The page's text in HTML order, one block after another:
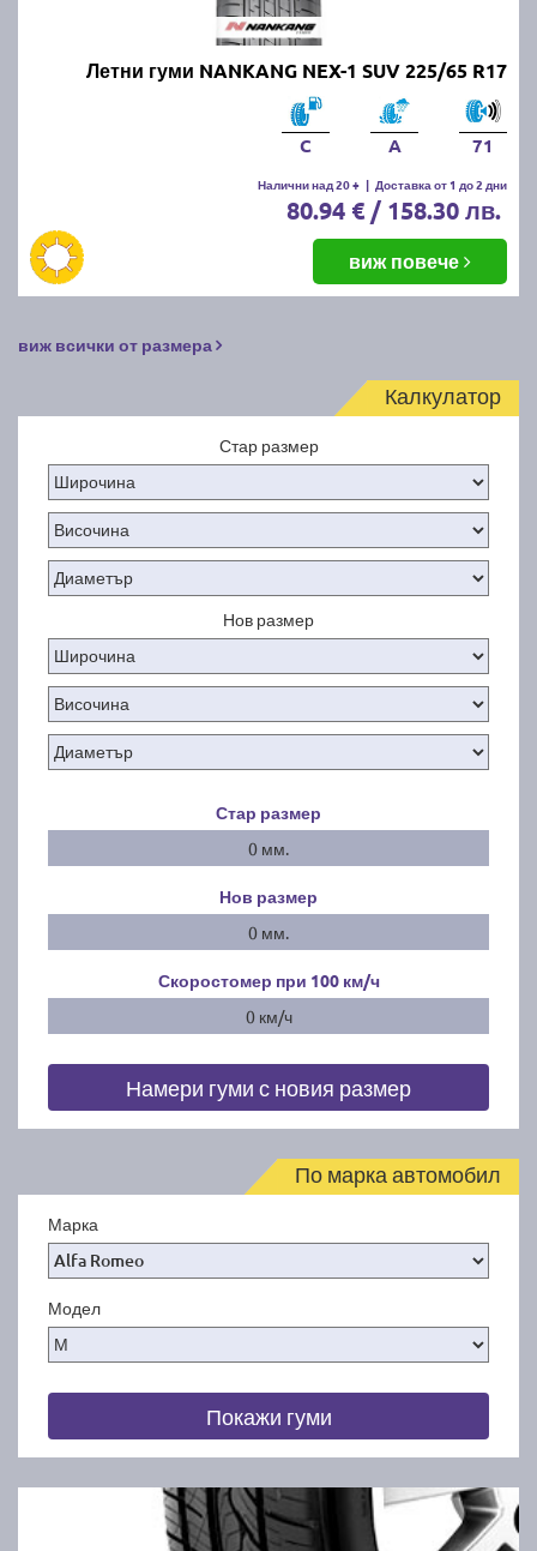
Летни гуми NANKANG NEX-1 SUV 225/65 R17
C A 71
Налични над 20 + | Доставка от 1 до 2 дни
80.94 € / 158.30 лв.
виж повече
виж всички от размера
Калкулатор
Стар размер
Нов размер
Стар размер
0 мм.
Нов размер
0 мм.
Скоростомер при 100 км/ч
0 км/ч
Намери гуми с новия размер
По марка автомобил
Марка
Модел
Покажи гуми